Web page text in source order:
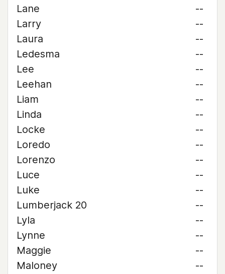
Lane
--
Larry
--
Laura
--
Ledesma
--
Lee
--
Leehan
--
Liam
--
Linda
--
Locke
--
Loredo
--
Lorenzo
--
Luce
--
Luke
--
Lumberjack 20
--
Lyla
--
Lynne
--
Maggie
--
Maloney
--